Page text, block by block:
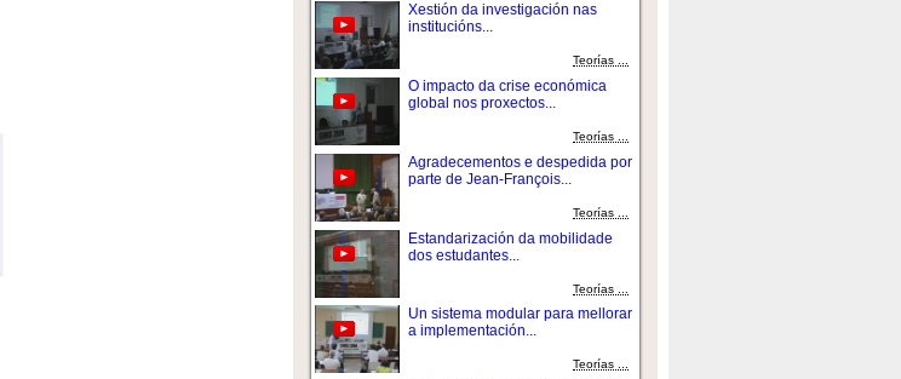
Xestión da investigación nas
institucións...
Teorías ...
O impacto da crise económica
global nos proxectos...
Teorías ...
Agradecementos e despedida por
parte de Jean-François...
Teorías ...
Estandarización da mobilidade
dos estudantes...
Teorías ...
Un sistema modular para mellorar
a implementación...
Teorías ...